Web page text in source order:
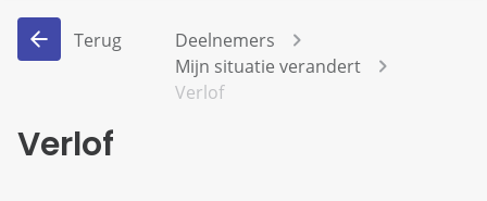
Terug
Deelnemers
Mijn situatie verandert
Verlof
Verlof